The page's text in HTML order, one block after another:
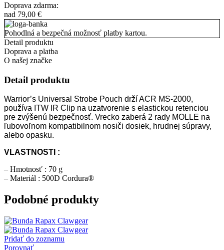
Doprava zdarma:
nad 79,00 €
Pohodlná a bezpečná možnosť platby kartou.
Detail produktu
Doprava a platba
O našej značke
Detail produktu
Warrior’s Universal Strobe Pouch drží ACR MS-2000,
používa ITW IR Clip na uzatvorenie s elastickou retenciou
pre zvýšenú bezpečnosť. Vrecko zaberá 2 rady MOLLE na
ľubovoľnom kompatibilnom nosiči dosiek, hrudnej súpravy,
alebo opasku.
VLASTNOSTI :
– Hmotnosť : 70 g
– Materiál : 500D Cordura®
Podobné produkty
Pridať do zoznamu
Porovnať